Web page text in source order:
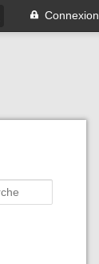
Connexion